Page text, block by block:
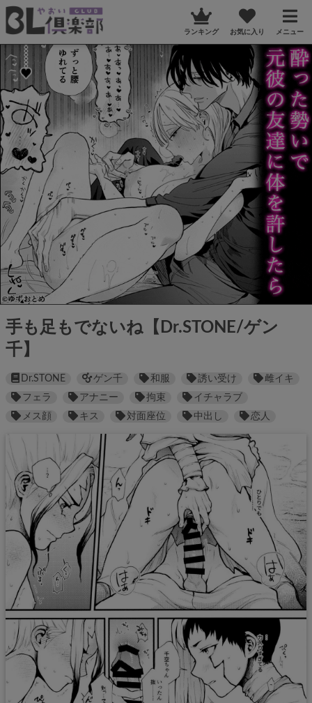
ランキング お気に入り メニュー
手も足もでないね【Dr.STONE/ゲン
千】
Dr.STONE ゲン千 和服 誘い受け
雌イキ
フェラ
アナニー 拘束
イチャラブ
メス顔
キス 対面座位 中出し 恋人